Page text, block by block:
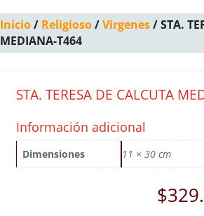
Inicio/ Religioso/Virgenes/ STA.
MEDIANA-T464
STA. TERESA DE CALCUTA
Información adicional
Dimensiones 11 × 30 cm
$